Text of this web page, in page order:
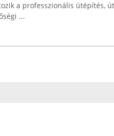
a professzionális útépítés,
...